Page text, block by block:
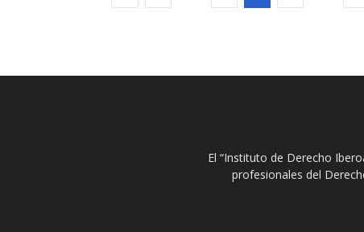
El “Instituto de Derecho
profesionales del